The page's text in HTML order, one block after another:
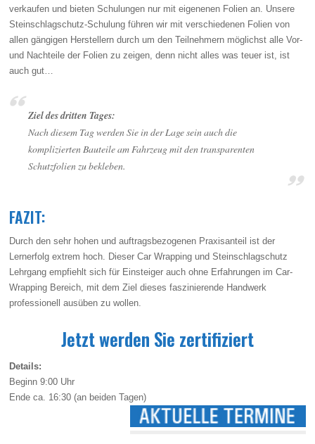
verkaufen und bieten Schulungen nur mit eigenenen Folien an. Unsere
Steinschlagschutz-Schulung führen wir mit verschiedenen Folien von
allen gängigen Herstellern durch um den Teilnehmern möglichst alle Vor-
und Nachteile der Folien zu zeigen, denn nicht alles was teuer ist, ist
auch gut…
Ziel des dritten Tages:
Nach diesem Tag werden Sie in der Lage sein auch die
komplizierten Bauteile am Fahrzeug mit den transparenten
Schutzfolien zu bekleben.
FAZIT:
Durch den sehr hohen und auftragsbezogenen Praxisanteil ist der
Lernerfolg extrem hoch. Dieser Car Wrapping und Steinschlagschutz
Lehrgang empfiehlt sich für Einsteiger auch ohne Erfahrungen im Car-
Wrapping Bereich, mit dem Ziel dieses faszinierende Handwerk
professionell ausüben zu wollen.
Jetzt werden Sie zertifiziert
Details:
Beginn 9:00 Uhr
Ende ca. 16:30 (an beiden Tagen)